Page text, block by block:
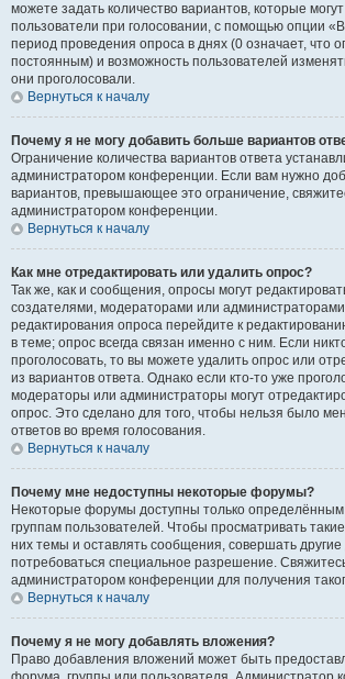
можете задать количество вариантов, которые
пользователи при голосовании, с помощью опции
период проведения опроса в днях (0 означает, что
постоянным) и возможность пользователей
они проголосовали.
Вернуться к началу
Почему я не могу добавить больше вариантов
Ограничение количества вариантов ответа
администратором конференции. Если вам нужно
вариантов, превышающее это ограничение,
администратором конференции.
Вернуться к началу
Как мне отредактировать или удалить опрос?
Так же, как и сообщения, опросы могут
создателями, модераторами или
редактирования опроса перейдите к
в теме; опрос всегда связан именно с ним. Если
проголосовать, то вы можете удалить опрос или
из вариантов ответа. Однако если кто-то уже
модераторы или администраторы могут
опрос. Это сделано для того, чтобы нельзя было
ответов во время голосования.
Вернуться к началу
Почему мне недоступны некоторые форумы?
Некоторые форумы доступны только
группам пользователей. Чтобы просматривать
них темы и оставлять сообщения, совершать
потребоваться специальное разрешение.
администратором конференции для получения
Вернуться к началу
Почему я не могу добавлять вложения?
Право добавления вложений может быть